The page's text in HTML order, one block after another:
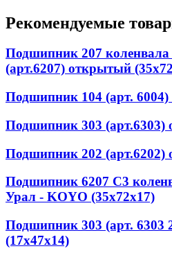
Рекомендуемые
Подшипник 207
(арт.6207) открытый
Подшипник 104 (арт.
Подшипник 303 (арт.6303)
Подшипник 202 (арт.6202)
Подшипник 6207 C3
Урал - KOYO (35x72x17)
Подшипник 303 (арт. 6303
(17x47x14)